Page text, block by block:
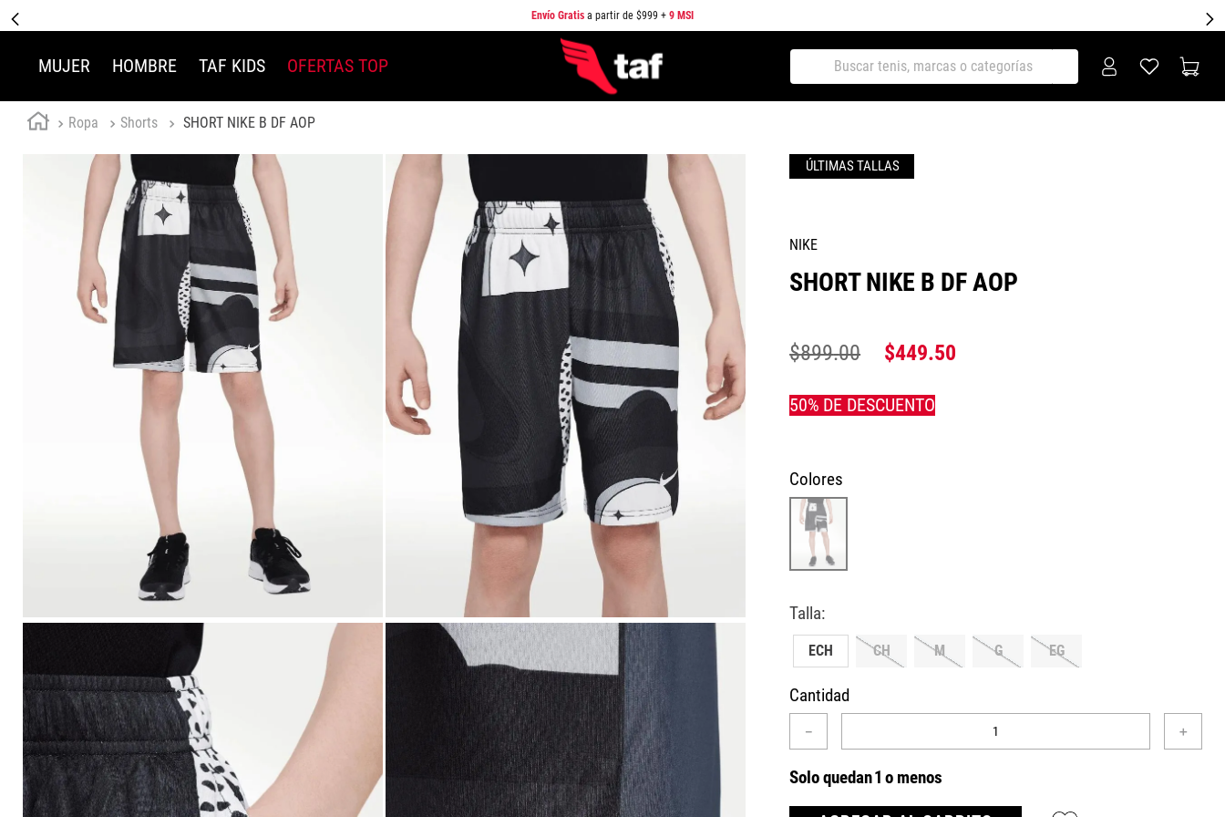
Envío Gratis a partir de $999 + 9 MSI
MUJER HOMBRE TAF KIDS OFERTAS TOP Buscar tenis, marcas o categorías
Ropa Shorts SHORT NIKE B DF AOP
NIKE
SHORT NIKE B DF AOP
$449.50
$899.00
Colores
ECH CH M G EG
Cantidad
＋
－
Solo quedan1 o menos
TÉRMINOS MÁS BUSCADOS
4. JORDAN
5 SPEEDCAT
6 JORDAN 1
SPEZIAL
PUMA SPEEDCAT
CAMPUS
AIR MAX